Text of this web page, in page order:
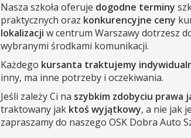
Nasza szkoła oferuje dogodne terminy
praktycznych oraz konkurencyjne ceny
lokalizacji w centrum Warszawy dotrzesz
wybranymi środkami komunikacji.
Każdego kursanta traktujemy
inny, ma inne potrzeby i oczekiwania.
Jeśli zależy Ci na szybkim zdobyciu prawa
traktowany jak ktoś wyjątkowy, a nie jak
zapraszamy do naszego OSK Dobra Auto